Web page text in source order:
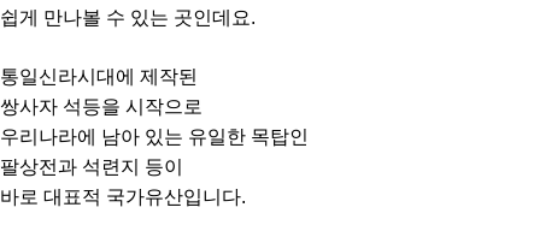
쉽게 만나볼 수 있는 곳인데요.
통일신라시대에 제작된
쌍사자 석등을 시작으로
우리나라에 남아 있는 유일한 목탑인
팔상전과 석련지 등이
바로 대표적 국가유산입니다.